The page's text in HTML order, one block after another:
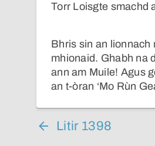
Torr Loisgte smachd
Bhris sin an lionnach
mhionaid. Ghabh na
ann am Muile! Agus
an t-òran ‘Mo Rùn
Litir 1398